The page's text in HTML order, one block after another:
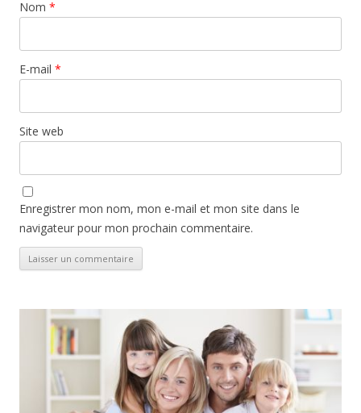
Nom *
E-mail *
Site web
Enregistrer mon nom, mon e-mail et mon site dans le
navigateur pour mon prochain commentaire.